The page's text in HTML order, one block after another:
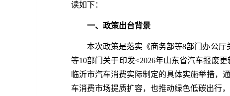
读如下：
一、政策出台背景
本次政策是落实《商务部等8部门办公厅
等10部门关于印发<2026年山东省汽车报废
临沂市汽车消费实际制定的具体实施举措，
车消费市场提质扩容，也推动绿色低碳出行